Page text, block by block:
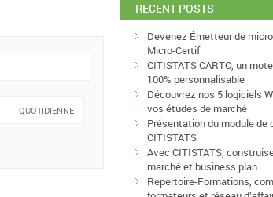
QUOTIDIENNE
RECENT POSTS
Devenez Émetteur de
Micro-Certif
CITISTATS CARTO, un
100% personnalisable
Découvrez nos 5 logiciels
vos études de marché
Présentation du module de
CITISTATS
Avec CITISTATS,
marché et business plan
Repertoire-Formations,